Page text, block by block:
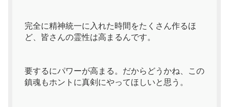
完全に精神統一に入れた時間をたくさん作るほ
ど、皆さんの霊性は高まるんです。
要するにパワーが高まる。だからどうかね、この
鎮魂もホントに真剣にやってほしいと思う。